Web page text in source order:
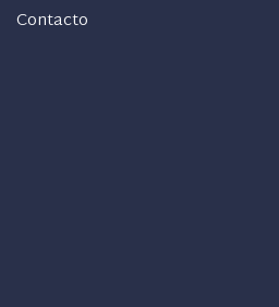
Contacto